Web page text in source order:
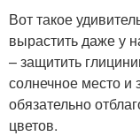
Вот такое
вырастить даже у
– защитить
солнечное место и
обязательно
цветов.